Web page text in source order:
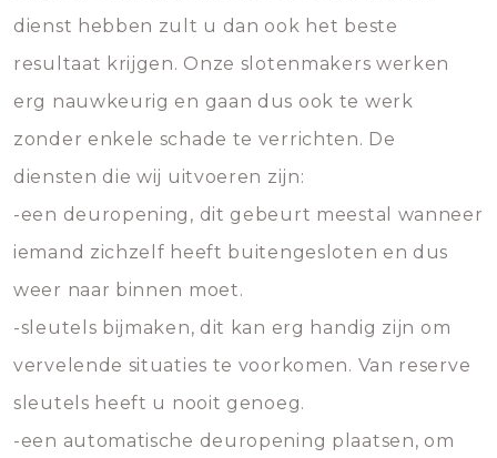
dienst hebben zult u dan ook het beste
resultaat krijgen. Onze slotenmakers werken
erg nauwkeurig en gaan dus ook te werk
zonder enkele schade te verrichten. De
diensten die wij uitvoeren zijn:
-een deuropening, dit gebeurt meestal wanneer
iemand zichzelf heeft buitengesloten en dus
weer naar binnen moet.
-sleutels bijmaken, dit kan erg handig zijn om
vervelende situaties te voorkomen. Van reserve
sleutels heeft u nooit genoeg.
-een automatische deuropening plaatsen, om